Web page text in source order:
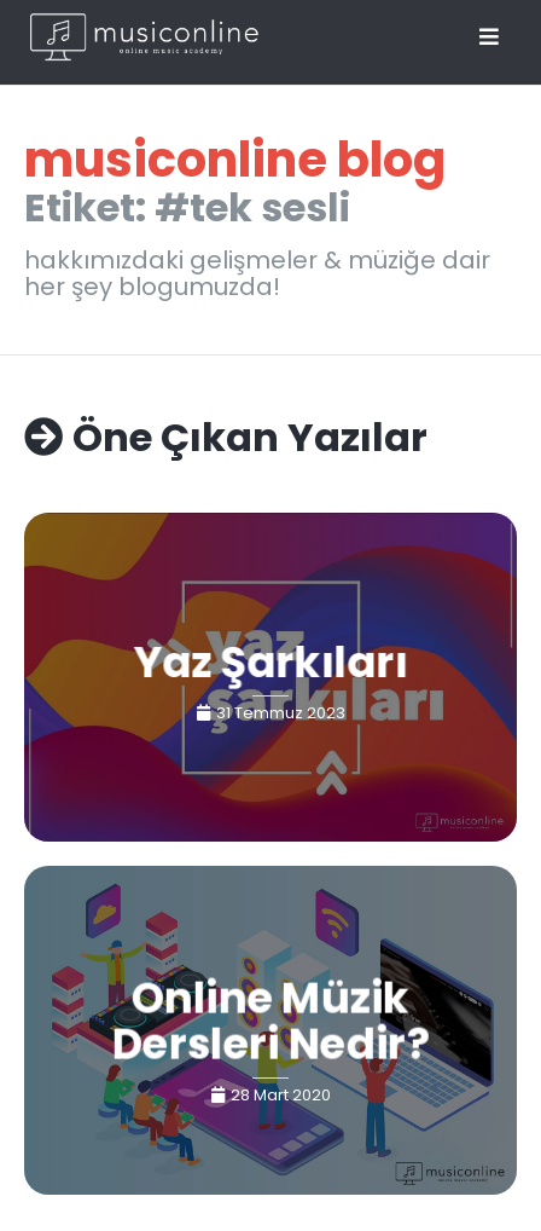
musiconline blog
Etiket: #tek sesli
hakkımızdaki gelişmeler & müziğe dair
her şey blogumuzda!
Öne Çıkan Yazılar
Yaz Şarkıları
31 Temmuz 2023
Online Müzik
Dersleri Nedir?
28 Mart 2020